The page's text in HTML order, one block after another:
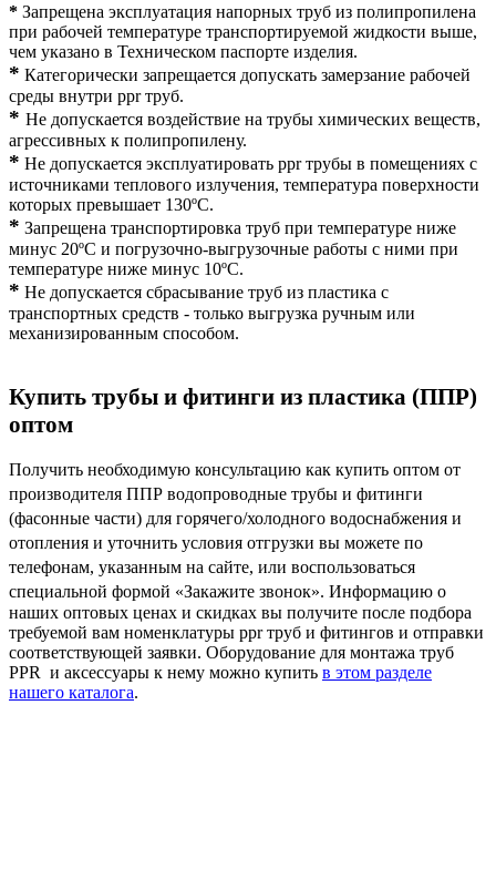
* Запрещена эксплуатация напорных труб из полипропилена
при рабочей температуре транспортируемой жидкости выше,
чем указано в Техническом паспорте изделия.
* Категорически запрещается допускать замерзание рабочей
среды внутри ppr труб.
* Не допускается воздействие на трубы химических веществ,
агрессивных к полипропилену.
* Не допускается эксплуатировать ppr трубы в помещениях с
источниками теплового излучения, температура поверхности
которых превышает 130ºС.
* Запрещена транспортировка труб при температуре ниже
минус 20ºС и погрузочно-выгрузочные работы с ними при
температуре ниже минус 10ºС.
* Не допускается сбрасывание труб из пластика с
транспортных средств - только выгрузка ручным или
механизированным способом.
Купить трубы и фитинги из пластика (ППР)
оптом
Получить необходимую консультацию как купить оптом от
производителя ППР водопроводные трубы и фитинги
(фасонные части) для горячего/холодного водоснабжения и
отопления и уточнить условия отгрузки вы можете по
телефонам, указанным на сайте, или воспользоваться
специальной формой «Закажите звонок». Информацию о
наших оптовых ценах и скидках вы получите после подбора
требуемой вам номенклатуры ppr труб и фитингов и отправки
соответствующей заявки. Оборудование для монтажа труб
PPR и аксессуары к нему можно купить в этом разделе
нашего каталога.